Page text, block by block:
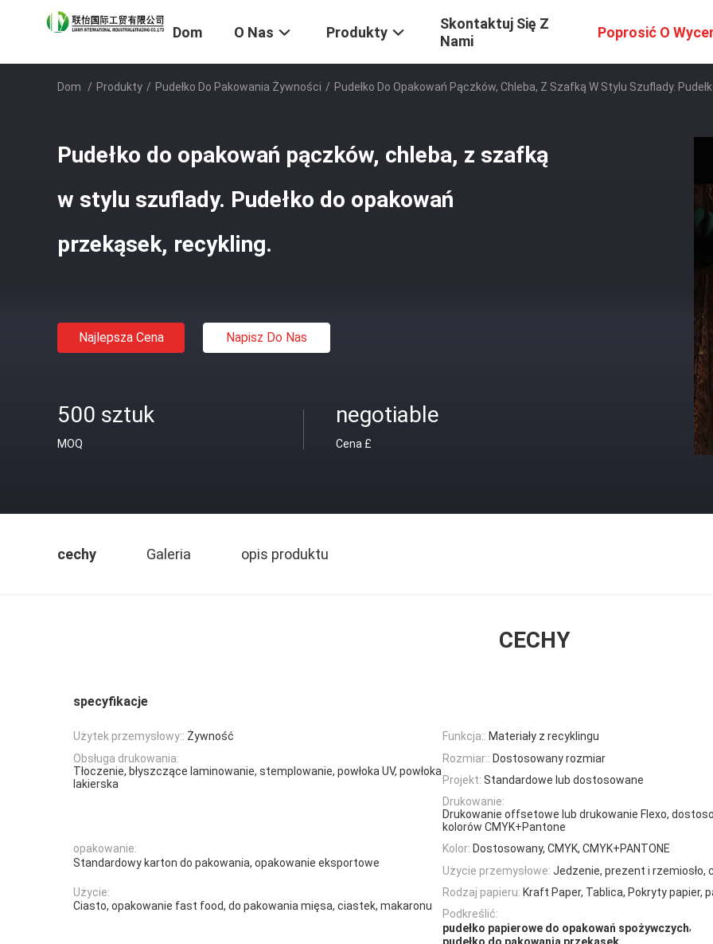
Dom O Nas Produkty
Skontaktuj Się Z
Nami
Poprosić O
Dom / Produkty / Pudełko Do Pakowania Żywności / Pudełko Do Opakowań Pączków, Chleba, Z Szafką W Stylu Szuflady.
Pudełko do opakowań pączków, chleba, z szafką
w stylu szuflady. Pudełko do opakowań
przekąsek, recykling.
Najlepsza Cena Napisz Do Nas
500 sztuk
MOQ
negotiable
Cena £
cechy Galeria opis produktu
CECHY
specyfikacje
Użytek przemysłowy:: Żywność Funkcja:: Materiały z recyklingu
Obsługa drukowania:
Tłoczenie, błyszczące laminowanie, stemplowanie, powłoka UV, powłoka
lakierska
Rozmiar:: Dostosowany rozmiar
Projekt: Standardowe lub dostosowane
Drukowanie:
Drukowanie offsetowe lub drukowanie Flexo,
kolorów CMYK+Pantone
opakowanie:
Standardowy karton do pakowania, opakowanie eksportowe
Kolor: Dostosowany, CMYK, CMYK+PANTONE
Użycie przemysłowe: Jedzenie, prezent i rzemiosło,
Użycie:
Ciasto, opakowanie fast food, do pakowania mięsa, ciastek, makaronu
Rodzaj papieru: Kraft Paper, Tablica, Pokryty papier,
Podkreślić:
pudełko papierowe do opakowań spożywczych,